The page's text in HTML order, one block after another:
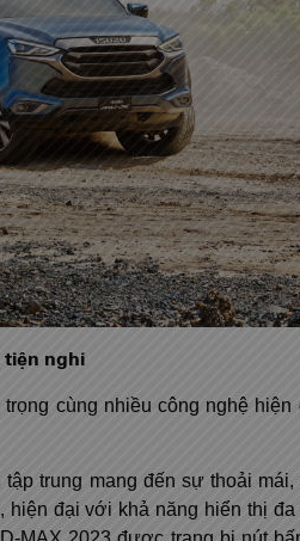
tiện nghi
cùng nhiều công nghệ
trung mang đến sự thoải
đại với khả năng hiển thị